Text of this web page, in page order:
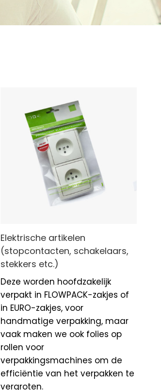
Elektrische artikelen
(stopcontacten, schakelaars,
stekkers etc.)
Deze worden hoofdzakelijk
verpakt in FLOWPACK-zakjes of
in EURO-zakjes, voor
handmatige verpakking, maar
vaak maken we ook folies op
rollen voor
verpakkingsmachines om de
efficiëntie van het verpakken te
vergroten.